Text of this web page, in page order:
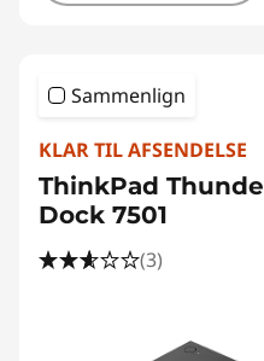
Sammenlign
KLAR TIL AFSENDELSE
ThinkPad
Dock 7501
(3)